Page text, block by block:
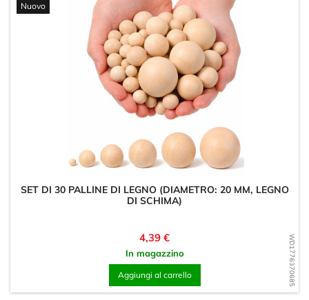
WD1776370685
Nuovo
SET DI 30 PALLINE DI LEGNO (DIAMETRO: 20 MM, LEGNO
DI SCHIMA)
Prezzo
4,39 €
In magazzino
Aggiungi al carrello